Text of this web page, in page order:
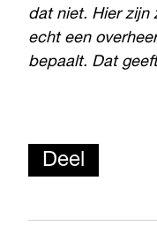
dat niet. Hier zijn
echt een
bepaalt. Dat
Deel